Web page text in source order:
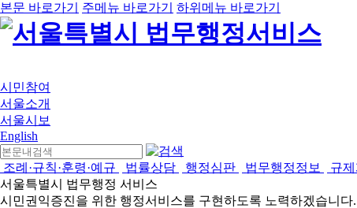
본문 바로가기 주메뉴 바로가기 하위메뉴 바로가기
시민참여
서울소개
서울시보
English
조례·규칙·훈령·예규 법률상담 행정심판 법무행정정보 규
서울특별시 법무행정 서비스
시민권익증진을 위한 행정서비스를 구현하도록 노력하겠습니다.